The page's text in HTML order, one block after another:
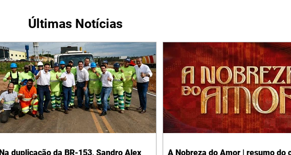
Últimas Notícias
Na duplicação da BR-153, Sandro Alex
A Nobreza do Amor | resumo do